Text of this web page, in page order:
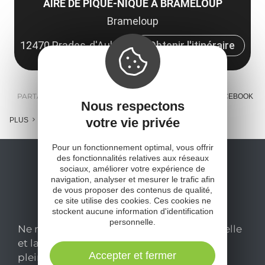
AIRE DE PIQUE-NIQUE À BRAMELOUP
Brameloup
12470 Prades-d'Aubrac
Obtenir l'itinéraire
PARTAGER : FACEBOOK
PLUS
Ne manquez pas notre newsletter mensuelle
et laissez-vous inspirer pour profiter
pleinement de votre séjour en Aveyron.
Nous respectons
votre vie privée
Pour un fonctionnement optimal, vous offrir
des fonctionnalités relatives aux réseaux
sociaux, améliorer votre expérience de
navigation, analyser et mesurer le trafic afin
de vous proposer des contenus de qualité,
ce site utilise des cookies. Ces cookies ne
stockent aucune information d'identification
personnelle.
Accepter et fermer